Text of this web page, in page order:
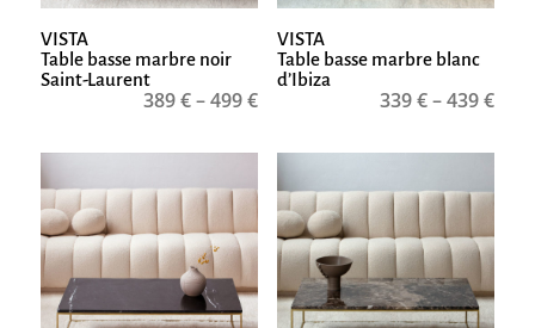
VISTA
Table basse marbre noir
Saint-Laurent
389€–499€
VISTA
Table basse marbre blanc
d’Ibiza
339€–439€